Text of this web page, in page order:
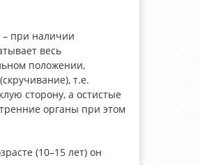
– при наличии
весь
положении,
т.е.
сторону, а остистые
органы при этом
(10–15 лет) он